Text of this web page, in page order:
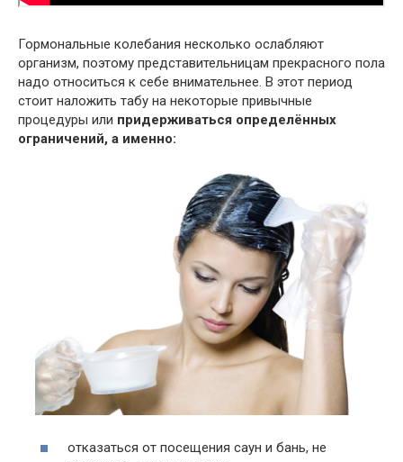
Гормональные колебания несколько ослабляют
организм, поэтому представительницам прекрасного пола
надо относиться к себе внимательнее. В этот период
стоит наложить табу на некоторые привычные
процедуры или придерживаться определённых
ограничений, а именно:
отказаться от посещения саун и бань, не